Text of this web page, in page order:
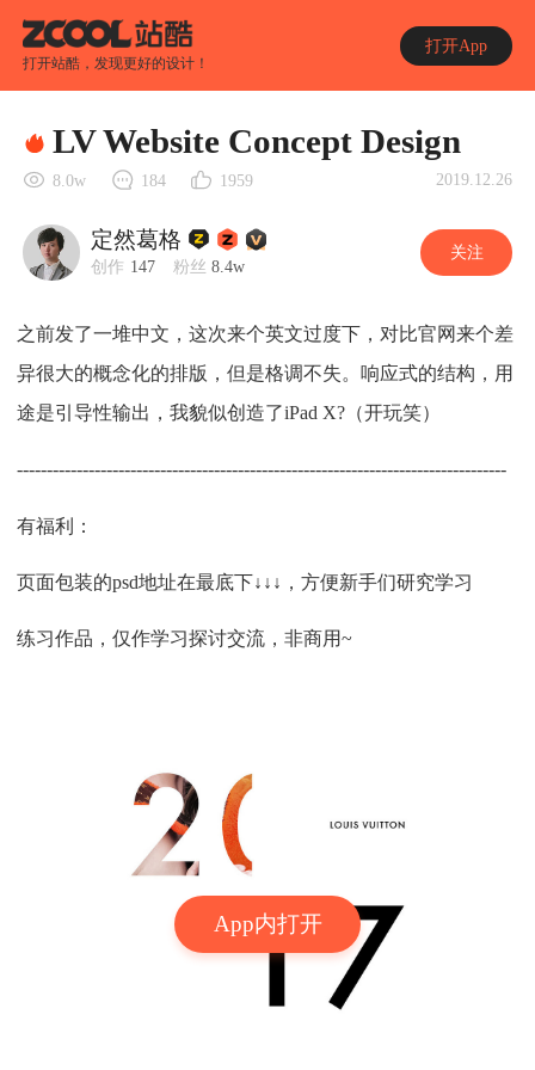
打开站酷，发现更好的设计！
打开App
App内打开
LV Website Concept Design
8.0w 184 1959 2019.12.26
定然葛格
创作 147 粉丝 8.4w
关注
之前发了一堆中文，这次来个英文过度下，对比官网来个差
异很大的概念化的排版，但是格调不失。响应式的结构，用
途是引导性输出，我貌似创造了iPad X?（开玩笑）
----------------------------------------------------------------------------------
有福利：
页面包装的psd地址在最底下↓↓↓，方便新手们研究学习
练习作品，仅作学习探讨交流，非商用~